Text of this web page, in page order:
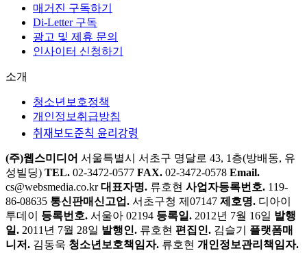
매거진 구독하기
Di-Letter 구독
광고 및 제휴 문의
인사이터 신청하기
소개
청소년보호정책
개인정보취급방침
취재보도준칙 윤리강령
(주)웹스미디어 서울특별시 서초구 명달로 43, 1층(방배동, 유
성빌딩) TEL. 02-3472-0577 FAX. 02-3472-0578 Email.
cs@websmedia.co.kr 대표자명. 류호현 사업자등록번호. 119-
86-08635 통신판매신고업. 서초구청 제07147 제호명. 디아이
투데이
등록번호. 서울아 02194 등록일. 2012년 7월 16일 발행
일. 2011년 7월 28일 발행인. 류호현 편집인. 김슬기
플랫폼매
니저. 김동욱 청소년보호책임자. 류호현 개인정보관리책임자.